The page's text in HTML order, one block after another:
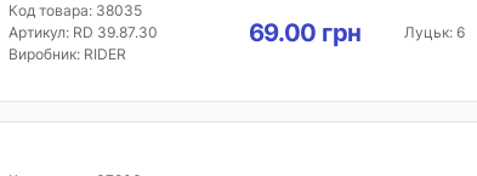
Код товара: 38035
Артикул: RD 39.87.30
Виробник: RIDER
69.00 грн Луцьк: 6